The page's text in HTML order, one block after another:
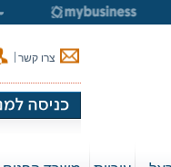
צרו קשר